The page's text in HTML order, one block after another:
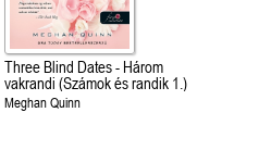
Three Blind Dates - Három
vakrandi (Számok és randik 1.)
Meghan Quinn